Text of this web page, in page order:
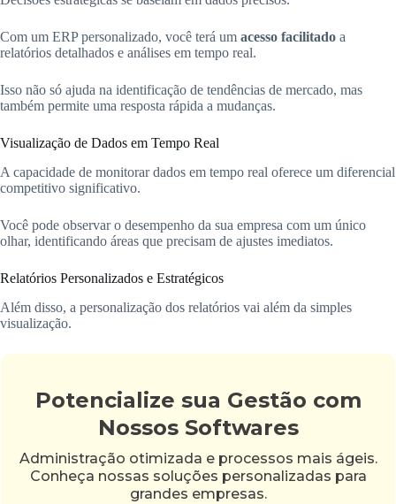
Com um ERP personalizado, você terá um acesso facilitado a
relatórios detalhados e análises em tempo real.
Isso não só ajuda na identificação de tendências de mercado, mas
também permite uma resposta rápida a mudanças.
Visualização de Dados em Tempo Real
A capacidade de monitorar dados em tempo real oferece um diferencial
competitivo significativo.
Você pode observar o desempenho da sua empresa com um único
olhar, identificando áreas que precisam de ajustes imediatos.
Relatórios Personalizados e Estratégicos
Além disso, a personalização dos relatórios vai além da simples
visualização.
Potencialize sua Gestão com
Nossos Softwares
Administração otimizada e processos mais ágeis.
Conheça nossas soluções personalizadas para
grandes empresas.